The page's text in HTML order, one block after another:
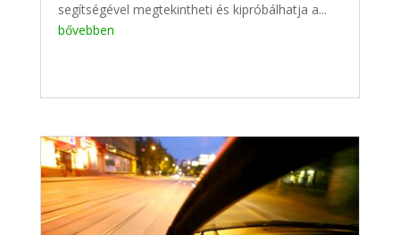
segítségével megtekintheti és kipróbálhatja a...
bővebben